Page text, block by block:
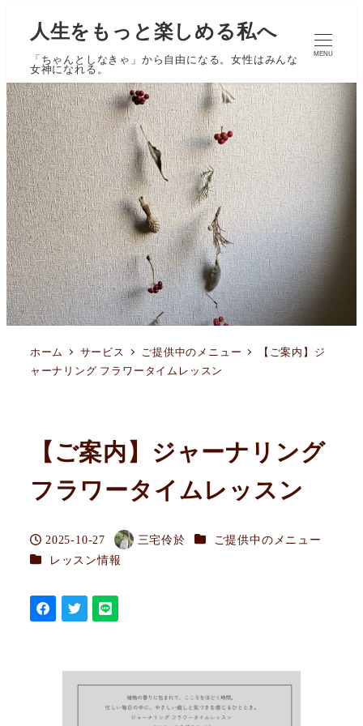
人生をもっと楽しめる私へ
「ちゃんとしなきゃ」から自由になる。女性はみんな
女神になれる。
MENU
ホーム サービス ご提供中のメニュー
【ご案内】ジ
ャーナリング フラワータイムレッスン
【ご案内】ジャーナリング
フラワータイムレッスン
投稿日
2025-10-27
著
者
三宅伶於 カテゴリー
ご提供中のメニュー
カテゴリー
レッスン情報